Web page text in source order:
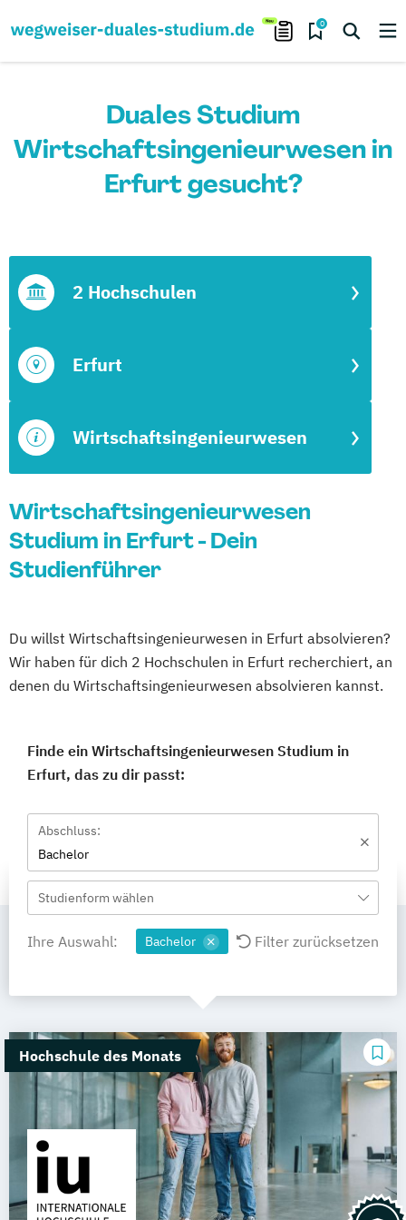
0
Duales Studium
Wirtschaftsingenieurwesen in
Erfurt gesucht?
Wirtschaftsingenieurwesen
Erfurt
2 Hochschulen
Wirtschaftsingenieurwesen
Studium in Erfurt - Dein
Studienführer
Du willst Wirtschaftsingenieurwesen in Erfurt absolvieren?
Wir haben für dich 2 Hochschulen in Erfurt recherchiert, an
denen du Wirtschaftsingenieurwesen absolvieren kannst.
Finde ein Wirtschaftsingenieurwesen Studium in
Erfurt, das zu dir passt:
Abschluss:
Bachelor
Studienform wählen
Ihre Auswahl: Bachelor Filter zurücksetzen
Hochschule des Monats